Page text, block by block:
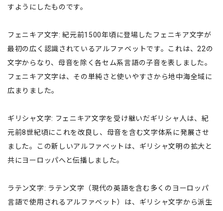
すようにしたものです。
フェニキア文字: 紀元前1500年頃に登場したフェニキア文字が
最初の広く認識されているアルファベットです。これは、22の
文字からなり、母音を除く各セム系言語の子音を表しました。
フェニキア文字は、その単純さと使いやすさから地中海全域に
広まりました。
ギリシャ文字: フェニキア文字を受け継いだギリシャ人は、紀
元前8世紀頃にこれを改良し、母音を含む文字体系に発展させ
ました。この新しいアルファベットは、ギリシャ文明の拡大と
共にヨーロッパへと伝播しました。
ラテン文字: ラテン文字（現代の英語を含む多くのヨーロッパ
言語で使用されるアルファベット）は、ギリシャ文字から派生